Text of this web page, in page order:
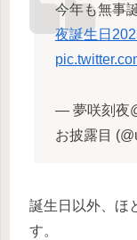
今年も無事
夜誕生日
— 夢咲刻夜
お披露目
誕生日以外、ほ
す。